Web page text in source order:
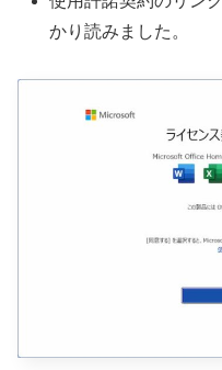
かり読みました。